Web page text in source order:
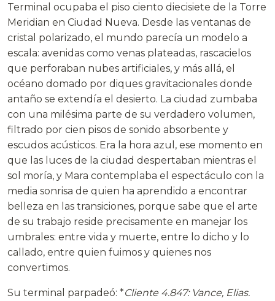
Terminal ocupaba el piso ciento diecisiete de la Torre
Meridian en Ciudad Nueva. Desde las ventanas de
cristal polarizado, el mundo parecía un modelo a
escala: avenidas como venas plateadas, rascacielos
que perforaban nubes artificiales, y más allá, el
océano domado por diques gravitacionales donde
antaño se extendía el desierto. La ciudad zumbaba
con una milésima parte de su verdadero volumen,
filtrado por cien pisos de sonido absorbente y
escudos acústicos. Era la hora azul, ese momento en
que las luces de la ciudad despertaban mientras el
sol moría, y Mara contemplaba el espectáculo con la
media sonrisa de quien ha aprendido a encontrar
belleza en las transiciones, porque sabe que el arte
de su trabajo reside precisamente en manejar los
umbrales: entre vida y muerte, entre lo dicho y lo
callado, entre quien fuimos y quienes nos
convertimos.
Su terminal parpadeó: *Cliente 4.847: Vance, Elias.